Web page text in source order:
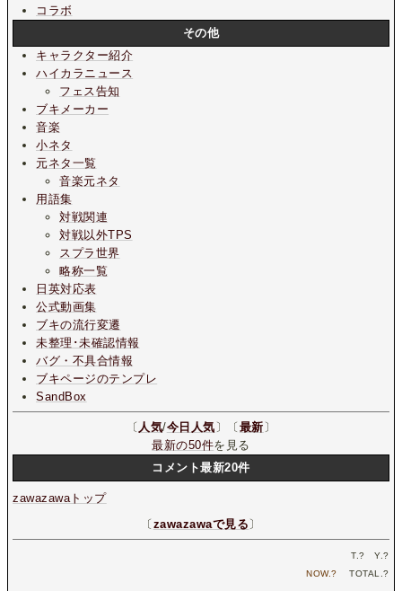
コラボ
その他
キャラクター紹介
ハイカラニュース
フェス告知
ブキメーカー
音楽
小ネタ
元ネタ一覧
音楽元ネタ
用語集
対戦関連
対戦以外TPS
スプラ世界
略称一覧
日英対応表
公式動画集
ブキの流行変遷
未整理･未確認情報
バグ・不具合情報
ブキページのテンプレ
SandBox
〔 人気/今日人気〕〔最新〕
最新の50件を見る
コメント最新20件
zawazawaトップ
〔 zawazawaで見る 〕
T.? Y.?
NOW.? TOTAL.?